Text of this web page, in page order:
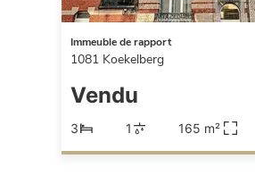
Immeuble de rapport
1081 Koekelberg
Vendu
3 1 165 m²